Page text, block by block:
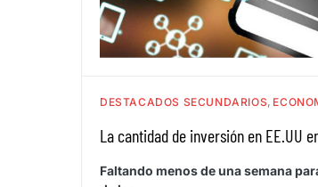
DESTACADOS SECUNDARIOS
La cantidad de inversión en EE.UU
Faltando menos de una semana